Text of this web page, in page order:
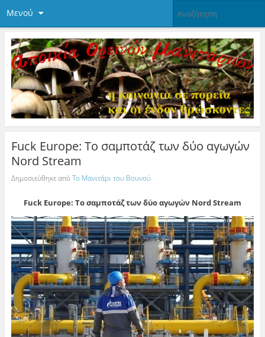
Μενού
Fuck Europe: Τo σαμποτάζ των δύο αγωγών
Nord Stream
Δημοσιεύθηκε απόΤο Μανιτάρι του Βουνού
Fuck Europe: Τo σαμποτάζ των δύο αγωγών Nord Stream